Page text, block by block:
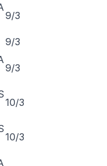
9/3
9/3
9/3
10/3
10/3